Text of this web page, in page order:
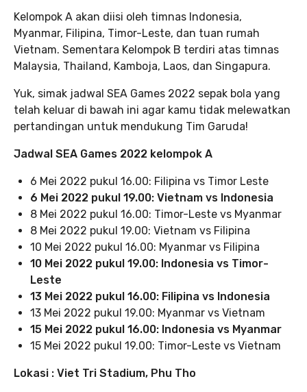
Kelompok A akan diisi oleh timnas Indonesia,
Myanmar, Filipina, Timor-Leste, dan tuan rumah
Vietnam. Sementara Kelompok B terdiri atas timnas
Malaysia, Thailand, Kamboja, Laos, dan Singapura.
Yuk, simak jadwal SEA Games 2022 sepak bola yang
telah keluar di bawah ini agar kamu tidak melewatkan
pertandingan untuk mendukung Tim Garuda!
Jadwal SEA Games 2022 kelompok A
6 Mei 2022 pukul 16.00: Filipina vs Timor Leste
6 Mei 2022 pukul 19.00: Vietnam vs Indonesia
8 Mei 2022 pukul 16.00: Timor-Leste vs Myanmar
8 Mei 2022 pukul 19.00: Vietnam vs Filipina
10 Mei 2022 pukul 16.00: Myanmar vs Filipina
10 Mei 2022 pukul 19.00: Indonesia vs Timor-
Leste
13 Mei 2022 pukul 16.00: Filipina vs Indonesia
13 Mei 2022 pukul 19.00: Myanmar vs Vietnam
15 Mei 2022 pukul 16.00: Indonesia vs Myanmar
15 Mei 2022 pukul 19.00: Timor-Leste vs Vietnam
Lokasi : Viet Tri Stadium, Phu Tho